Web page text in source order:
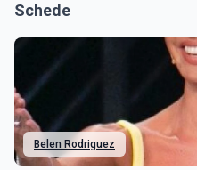
Schede
Belen Rodriguez